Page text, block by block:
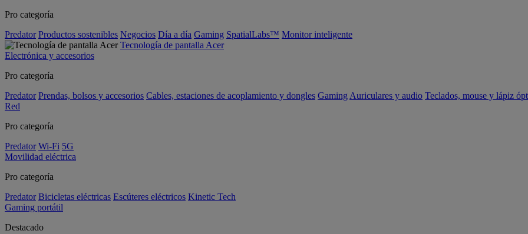
Pro categoría
Predator Productos sostenibles Negocios Día a día Gaming SpatialLabs™ Monitor inteligente
Tecnología de pantalla Acer
Electrónica y accesorios
Pro categoría
Predator Prendas, bolsos y accesorios Cables, estaciones de acoplamiento y dongles Gaming Auriculares y audio Teclados, mouse y lápiz
Red
Pro categoría
Predator Wi-Fi 5G
Movilidad eléctrica
Pro categoría
Predator Bicicletas eléctricas Escúteres eléctricos Kinetic Tech
Gaming portátil
Destacado